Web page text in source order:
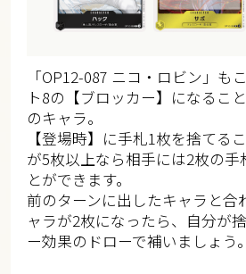
「OP12-087 ニコ・ロビン」も
ト8の【ブロッカー】になるこ
のキャラ。
【登場時】に手札1枚を捨てる
が5枚以上なら相手には2枚の手
とができます。
前のターンに出したキャラと合
ャラが2枚になったら、自分が
ー効果のドローで補いましょう。